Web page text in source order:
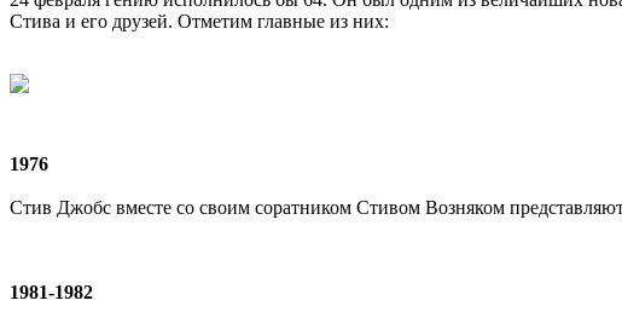
Стива и его друзей. Отметим главные из них:
1976
Стив Джобс вместе со своим соратником Стивом Возняком
1981-1982